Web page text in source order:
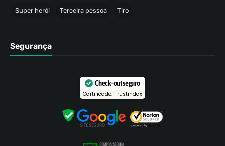
Super herói Terceira pessoa Tiro
Segurança
Check-out seguro
Certificado: Trustindex